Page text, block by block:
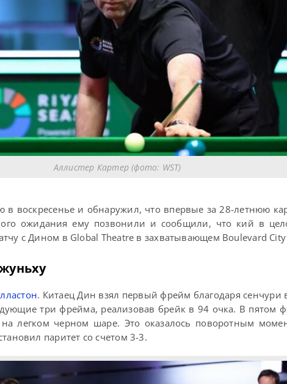
Аллистер Картер (фото: WST)
воскресенье и обнаружил, что впервые за 28-летнюю
ожидания ему позвонили и сообщили, что кий в
с Дином в Global Theatre в захватывающем Boulevard
. Китаец Дин взял первый фрейм благодаря сенчури
три фрейма, реализовав брейк в 94 очка. В пятом
легком черном шаре. Это оказалось поворотным
паритет со счетом 3-3.